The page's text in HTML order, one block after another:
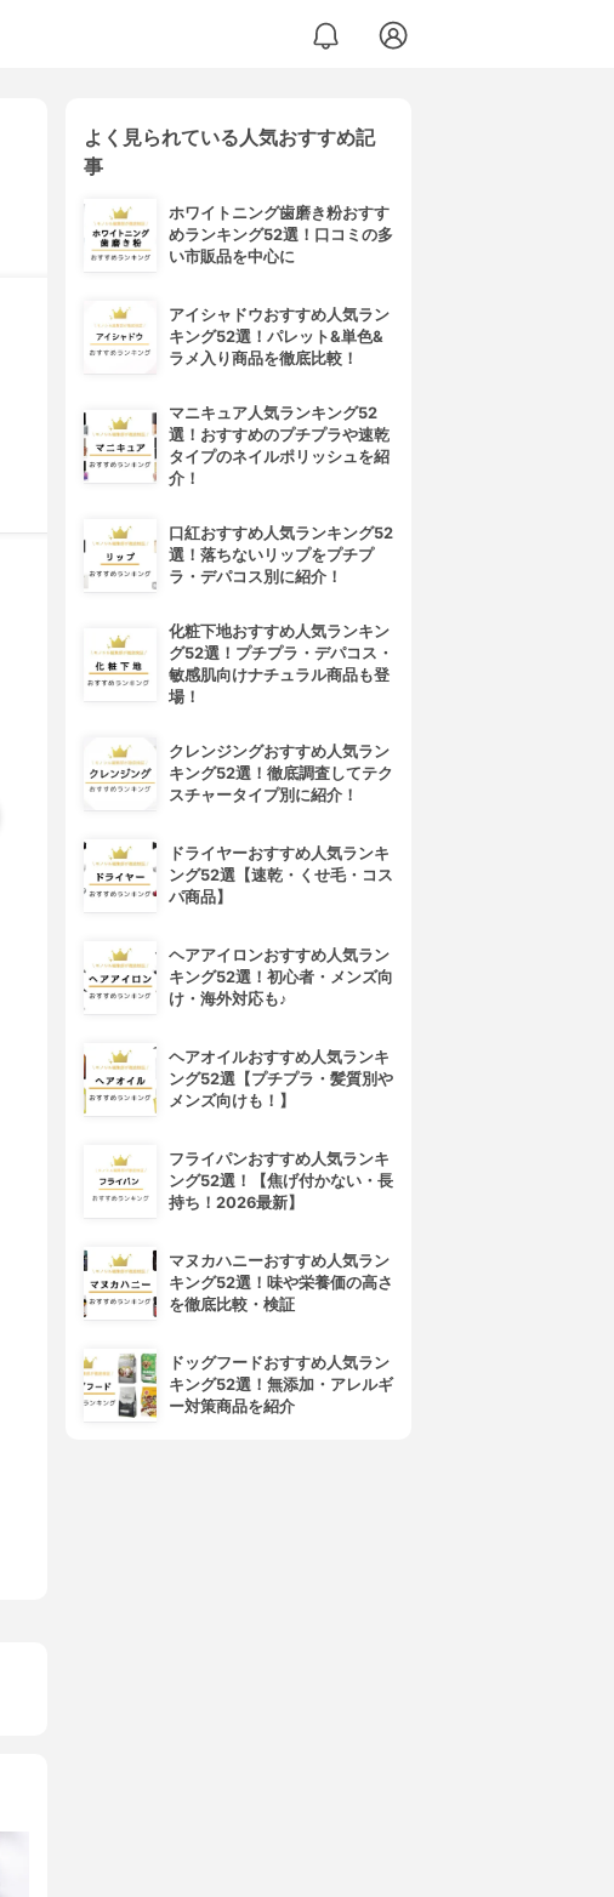
よく見られている人気おすすめ記
事
ホワイトニング歯磨き粉おすす
めランキング52選！口コミの多
い市販品を中心に
アイシャドウおすすめ人気ラン
キング52選！パレット&単色&
ラメ入り商品を徹底比較！
マニキュア人気ランキング52
選！おすすめのプチプラや速乾
タイプのネイルポリッシュを紹
介！
口紅おすすめ人気ランキング52
選！落ちないリップをプチプ
ラ・デパコス別に紹介！
化粧下地おすすめ人気ランキン
グ52選！プチプラ・デパコス・
敏感肌向けナチュラル商品も登
場！
クレンジングおすすめ人気ラン
キング52選！徹底調査してテク
スチャータイプ別に紹介！
ドライヤーおすすめ人気ランキ
ング52選【速乾・くせ毛・コス
パ商品】
ヘアアイロンおすすめ人気ラン
キング52選！初心者・メンズ向
け・海外対応も♪
ヘアオイルおすすめ人気ランキ
ング52選【プチプラ・髪質別や
メンズ向けも！】
フライパンおすすめ人気ランキ
ング52選！【焦げ付かない・長
持ち！2026最新】
マヌカハニーおすすめ人気ラン
キング52選！味や栄養価の高さ
を徹底比較・検証
ドッグフードおすすめ人気ラン
キング52選！無添加・アレルギ
ー対策商品を紹介